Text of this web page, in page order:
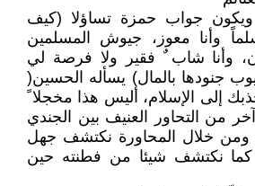
ويكون جواب حمزة تساؤلا (كيف
وأنا معوز، جيوش المسلمين
وأنا شاب ٌ فقير ولا فرصة لي
جنودها بالمال) يسأله الحسين(
إلى الإسلام، أليس هذا مخجلا
آخر من التحاور العنيف بين الجندي
ومن خلال المحاورة نكتشف جهل
كما نكتشف شيئا من فطنته حين